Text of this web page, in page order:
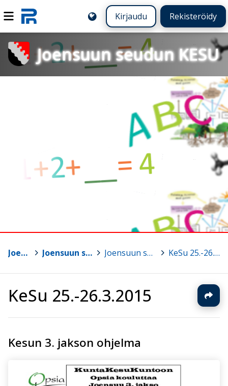
Kirjaudu Rekisteröidy
Joensuun seudun KESU
Joensuu Joensuun seudun KESU > Joensuun seudun KeSu I KeSu 25.-26.3.2015
KeSu 25.-26.3.2015
Kesun 3. jakson ohjelma